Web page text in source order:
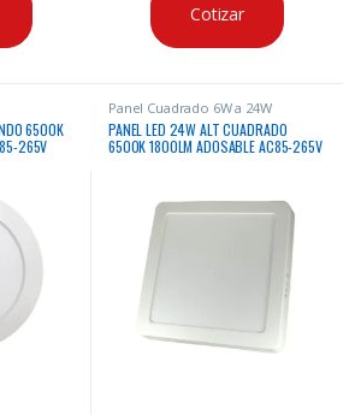
Cotizar
6500K
265V
Panel Cuadrado 6W a 24W
PANEL LED 24W ALT CUADRADO
6500K 1800LM ADOSABLE AC85-265V